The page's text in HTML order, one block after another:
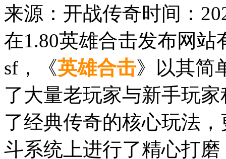
来源：开战传奇时间：
在1.80英雄合击发布网站
sf，《英雄合击》以其简
了大量老玩家与新手玩
了经典传奇的核心玩法
斗系统上进行了精心打